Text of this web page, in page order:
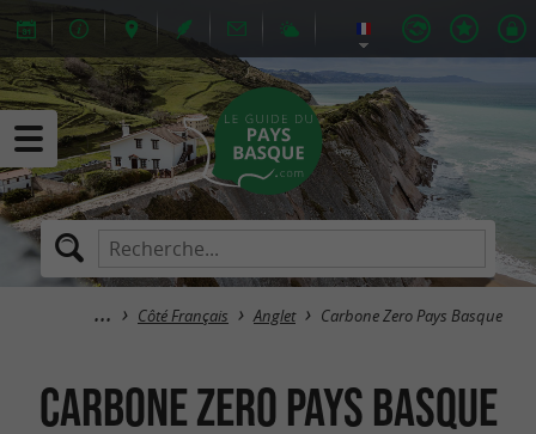
Côté Français Anglet Carbone Zero Pays Basque
Carbone Zero Pays Basque